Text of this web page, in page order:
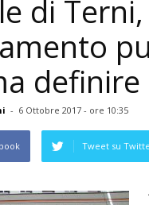
di
definire
- 6 Ottobre 2017 - ore 10:35
Tweet su